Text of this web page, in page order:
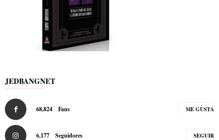
JEDBANGNET
68,824 Fans ME GUSTA
6,177 Seguidores SEGUIR